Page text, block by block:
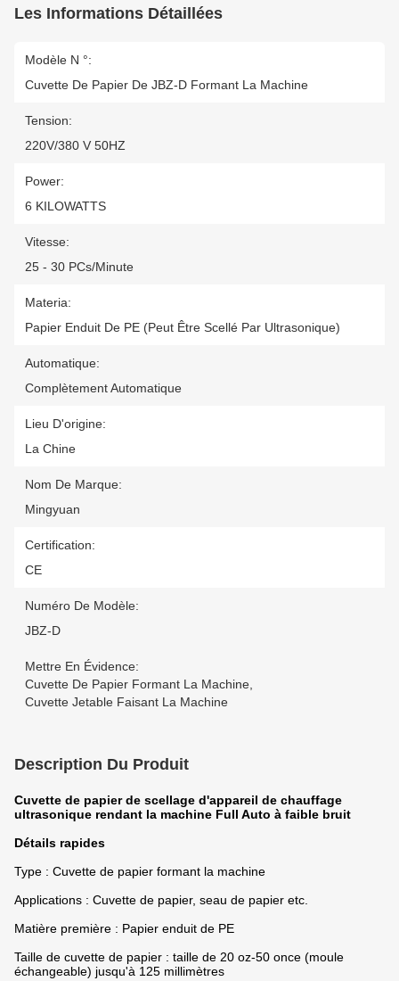
Détaillées
Les Informations Détaillées
Modèle N °:
Cuvette De Papier De JBZ-D Formant La Machine
Tension:
220V/380 V 50HZ
Power:
6 KILOWATTS
Vitesse:
25 - 30 PCs/minute
Materia:
Papier Enduit De PE (peut Être Scellé Par Ultrasonique)
Automatique:
Complètement Automatique
Lieu D'origine:
La Chine
Nom De Marque:
Mingyuan
Certification:
CE
Numéro De Modèle:
JBZ-D
Mettre En Évidence:
Cuvette De Papier Formant La Machine
Cuvette Jetable Faisant La Machine
Description Du Produit
Cuvette de papier de scellage d'appareil de chauffage
ultrasonique rendant la machine Full Auto à faible bruit
Détails rapides
Type : Cuvette de papier formant la machine
Applications : Cuvette de papier, seau de papier etc.
Matière première : Papier enduit de PE
Taille de cuvette de papier : taille de 20 oz-50 once (moule
échangeable) jusqu'à 125 millimètres